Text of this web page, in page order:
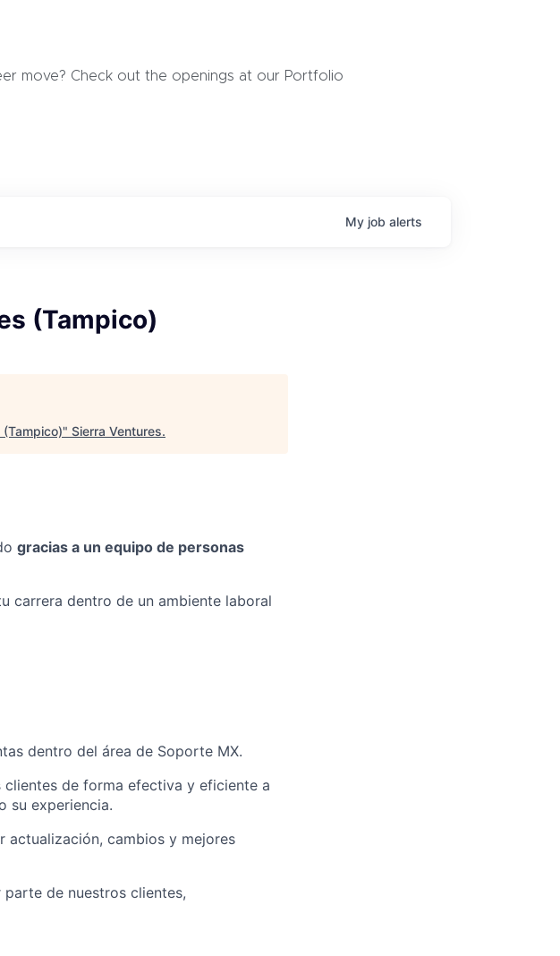
move? Check out the openings at our Portfolio
My job alerts
(Tampico)
" Sierra Ventures.
gracias a un equipo de personas
carrera dentro de un ambiente laboral
dentro del área de Soporte MX.
de forma efectiva y eficiente a
su experiencia.
actualización, cambios y mejores
de nuestros clientes,